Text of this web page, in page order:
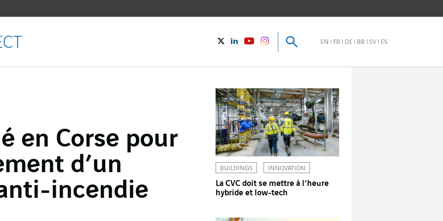
TwitterLinkedInYoutubeinstagram Recherche
EN FR DE BR SV ES
Recherche
en Corse pour
d’un
incendie
BUILDINGS INNOVATION
La CVC doit se mettre à l’heure
hybride et low-tech